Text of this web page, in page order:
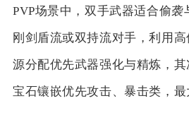
PVP场景中，双手武器适合偷
刚剑盾流或双持流对手，利用
源分配优先武器强化与精炼，其
宝石镶嵌优先攻击、暴击类，最